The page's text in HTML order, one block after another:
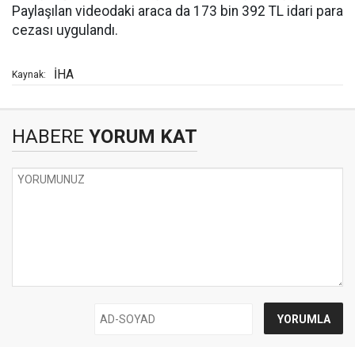
Paylaşılan videodaki araca da 173 bin 392 TL idari para
cezası uygulandı.
Kaynak: İHA
HABERE YORUM KAT